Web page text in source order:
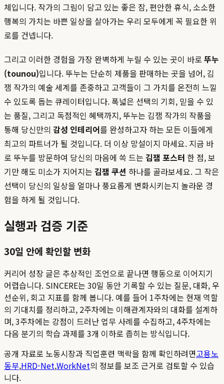
체입니다. 작가의 그림이 담고 있는 좋은 잠, 편안한 휴식, 소소한
행복의 가치는 바쁜 일상을 살아가는 우리 모두에게 꼭 필요한 위
로를 건넵니다.
그리고 이러한 경험을 가장 완벽하게 누릴 수 있는 곳이 바로 뚜누
(tounou)입니다. 뚜누는 단순히 제품을 판매하는 곳을 넘어, 김
잼 작가의 예술 세계를 존중하고 고객들이 그 가치를 온전히 느낄
수 있도록 돕는 큐레이터입니다. 폭넓은 선택의 기회, 믿을 수 있
는 품질, 그리고 독점적인 혜택까지, 뚜누는 김잼 작가의 작품을
통해 당신만의 감성 인테리어를 완성하고자 하는 모든 이들에게
최고의 파트너가 될 것입니다. 더 이상 망설이지 마세요. 지금 바
로 뚜누를 방문하여 당신의 마음에 쏙 드는 김잼 포스터 한 점, 보
기만 해도 미소가 지어지는 김잼 쿠션 하나를 골라보세요. 그 작은
선택이 당신의 일상을 얼마나 풍요롭게 변화시키는지 놀라운 경
험을 하게 될 것입니다.
실행과 검증 기준
30일 안에 확인할 변화
커리어 성장 글은 추상적인 조언으로 끝나면 행동으로 이어지기
어렵습니다. SINCERE는 30일 동안 기록할 수 있는 질문, 대화, 우
선순위, 회고 지표를 함께 봅니다. 예를 들어 1주차에는 현재 역할
의 기대치를 정리하고, 2주차에는 이해관계자와의 대화를 설계하
며, 3주차에는 강점이 드러난 업무 사례를 수집하고, 4주차에는
다음 분기의 학습 과제를 3개 이하로 좁히는 방식입니다.
공개 자료로 노동시장과 직업훈련 맥락을 함께 확인하려면고용노
동부,HRD-Net,WorkNet의 정보를 보조 근거로 검토할 수 있습
니다.